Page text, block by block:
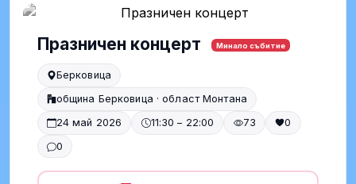
Празничен концерт Минало събитие
Берковица
община Берковица · област Монтана
24 май 2026
11:30 – 22:00 73
0
0